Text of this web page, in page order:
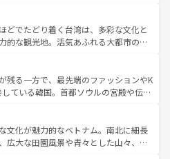
。 なお、新着のアメリカ
覧を参照してほしい。
で訪れる人々を迎えてくれるハワイの
カルフードやハワイアンミュージッ
ンスなど、すべてがハワイの魅力を彩
お、新着のハワイ情報
を参照してほしい。
央部にそびえるウルル（エアーズロッ
美しい原生林やケアンズの熱帯雨林な
さん。また、カフェやワイン、オージ
ィも充実しており、サーフィンやダイ
など、アウトドア好きにはたまらな
の多彩な魅力を存分に味わいつくそ
どでたどり着く台湾は、多彩な文化と
的な観光地。活気あふれる大都市の台
地帯である台湾東部など、都市の喧騒
存しており、訪れる人に新しい発見と
れる。また、奥深い台湾の食文化も魅
スイーツなど、バラエティ豊かな料理
る。 なお、新着の台湾情報は コンテンツ一覧を参
残る一方で、最先端のファッションやK
ている韓国。首都ソウルの宮殿や伝統
せば四季折々の自然美を楽しむことが
ムチや焼肉、絶品のストリートフード
国料理が待っている。夜には、韓国な
文化が魅力的なベトナム。南北に細長
広大な田園風景や青々とした山々、世